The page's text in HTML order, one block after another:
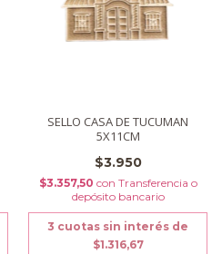
SELLO CASA DE TUCUMAN
5X11CM
$3.950
$3.357,50 con Transferencia o
depósito bancario
3 cuotas sin interés de
$1.316,67